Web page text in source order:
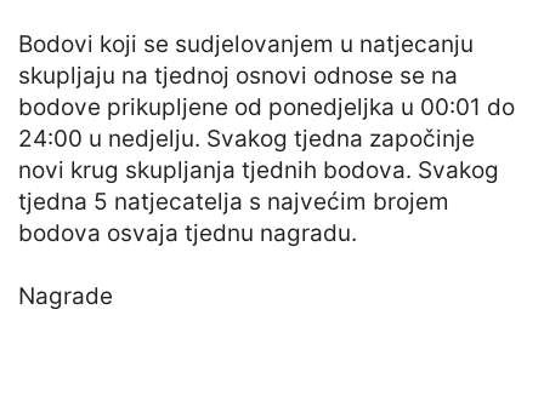
Bodovi koji se sudjelovanjem u natjecanju
skupljaju na tjednoj osnovi odnose se na
bodove prikupljene od ponedjeljka u 00:01 do
24:00 u nedjelju. Svakog tjedna započinje
novi krug skupljanja tjednih bodova. Svakog
tjedna 5 natjecatelja s najvećim brojem
bodova osvaja tjednu nagradu.
Nagrade